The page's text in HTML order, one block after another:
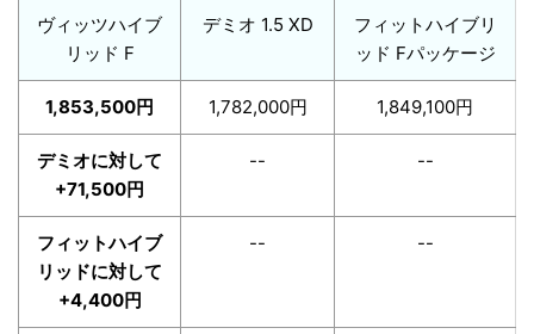
ヴィッツハイブ
リッド F
デミオ 1.5 XD
フィットハイブリ
ッド Fパッケージ
1,853,500円 1,782,000円 1,849,100円
デミオに対して
+71,500円
-- --
フィットハイブ
リッドに対して
+4,400円
-- --